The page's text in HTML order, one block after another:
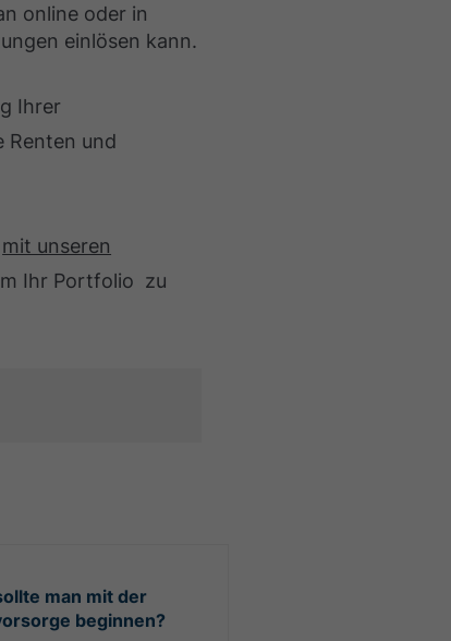
online oder in
einlösen kann.
Ihrer
Renten und
mit unseren
Ihr Portfolio zu
man mit der
beginnen?